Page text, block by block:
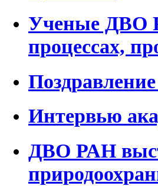
Ученые ДВО
процессах,
Интервью
ДВО РАН